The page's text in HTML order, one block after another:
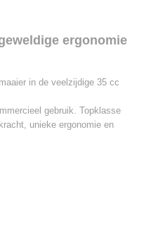
ergonomie
in de veelzijdige 35 cc
gebruik. Topklasse
unieke ergonomie en